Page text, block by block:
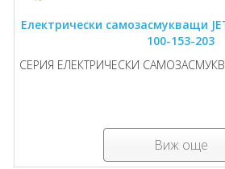
Електрически самозасмукващи
100-153-203
СЕРИЯ ЕЛЕКТРИЧЕСКИ
Виж още